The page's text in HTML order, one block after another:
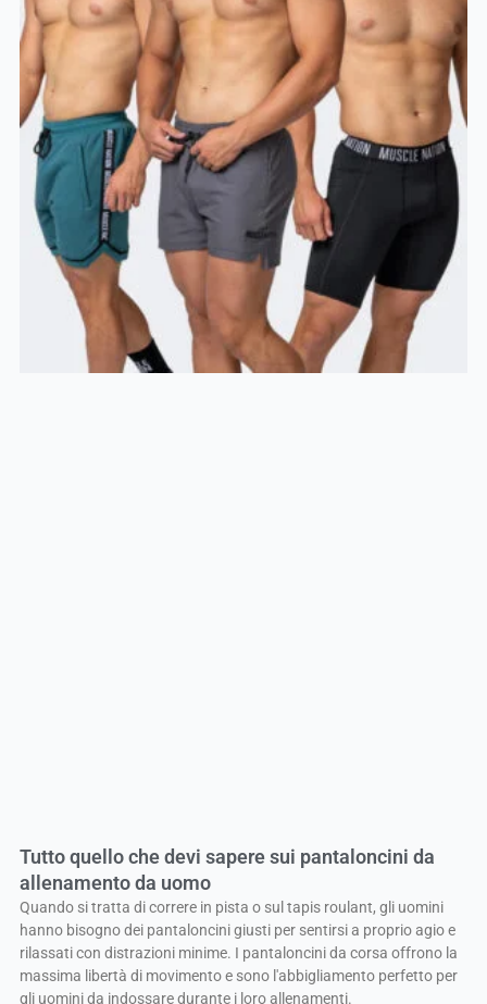
Tutto quello che devi sapere sui pantaloncini da
allenamento da uomo
Quando si tratta di correre in pista o sul tapis roulant, gli uomini
hanno bisogno dei pantaloncini giusti per sentirsi a proprio agio e
rilassati con distrazioni minime. I pantaloncini da corsa offrono la
massima libertà di movimento e sono l'abbigliamento perfetto per
gli uomini da indossare durante i loro allenamenti.